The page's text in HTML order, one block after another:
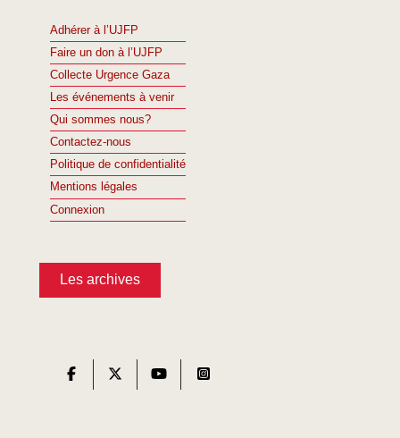
Adhérer à l’UJFP
Faire un don à l’UJFP
Collecte Urgence Gaza
Les événements à venir
Qui sommes nous?
Contactez-nous
Politique de confidentialité
Mentions légales
Connexion
Les archives